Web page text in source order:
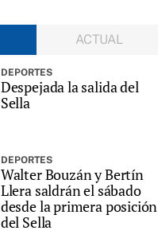
ACTUAL
DEPORTES
Despejada la salida del
Sella
DEPORTES
Walter Bouzán y Bertín
Llera saldrán el sábado
desde la primera posición
del Sella